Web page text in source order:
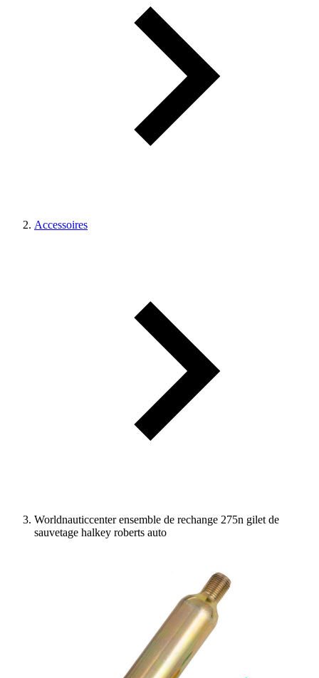
Accessoires
Worldnauticcenter ensemble de rechange 275n gilet de
sauvetage halkey roberts auto